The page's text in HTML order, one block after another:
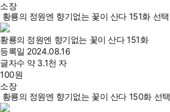
소장
황룡의 정원엔 향기없는 꽃이 산다 151화 선택
황룡의 정원엔 향기없는 꽃이 산다 151화
등록일 2024.08.16
글자수 약 3.1천 자
100원
소장
황룡의 정원엔 향기없는 꽃이 산다 150화 선택